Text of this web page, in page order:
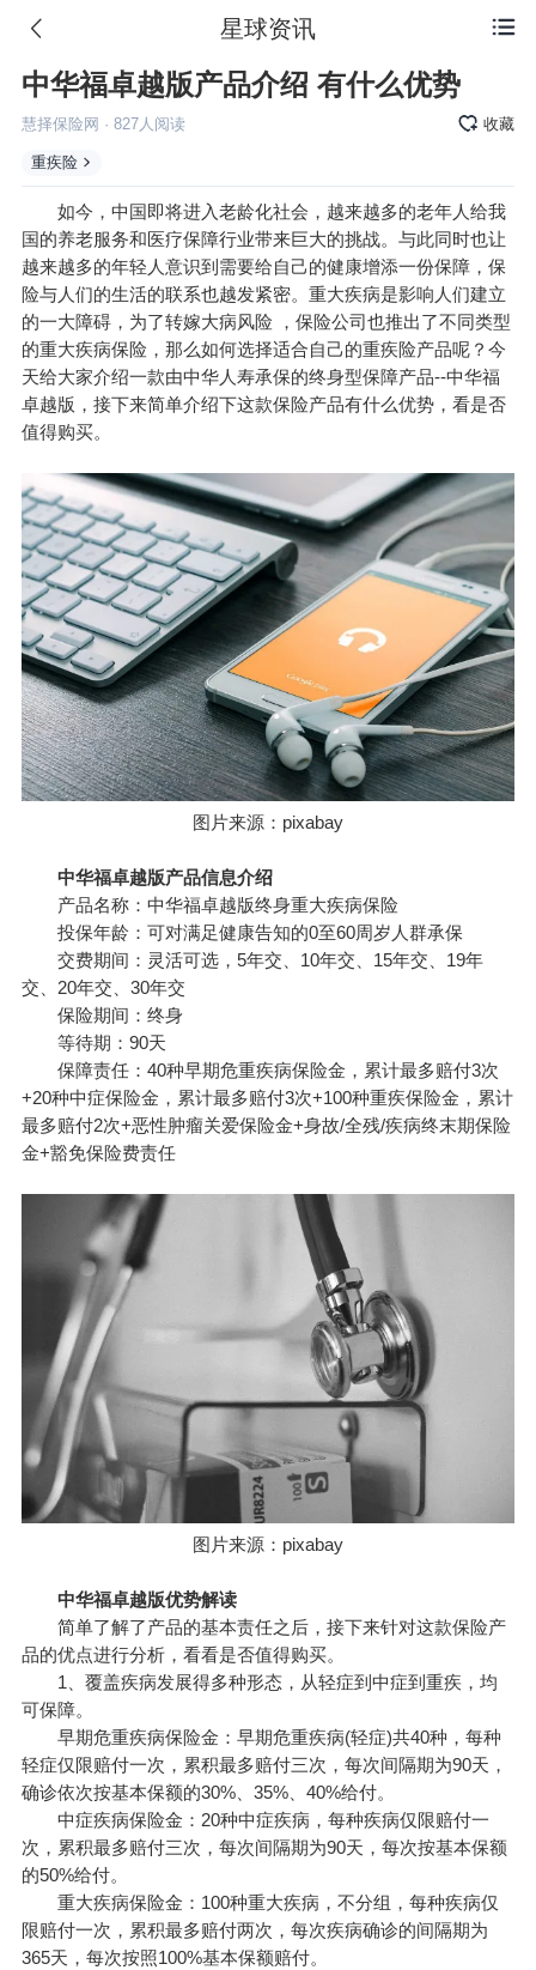
 星球资讯
中华福卓越版产品介绍 有什么优势
慧择保险网 · 827人阅读 收藏
重疾险
如今，中国即将进入老龄化社会，越来越多的老年人给我
国的养老服务和医疗保障行业带来巨大的挑战。与此同时也让
越来越多的年轻人意识到需要给自己的健康增添一份保障，保
险与人们的生活的联系也越发紧密。重大疾病是影响人们建立
的一大障碍，为了转嫁大病风险 ，保险公司也推出了不同类型
的重大疾病保险，那么如何选择适合自己的重疾险产品呢？今
天给大家介绍一款由中华人寿承保的终身型保障产品--中华福
卓越版，接下来简单介绍下这款保险产品有什么优势，看是否
值得购买。
图片来源：pixabay
中华福卓越版产品信息介绍
产品名称：中华福卓越版终身重大疾病保险
投保年龄：可对满足健康告知的0至60周岁人群承保
交费期间：灵活可选，5年交、10年交、15年交、19年
交、20年交、30年交
保险期间：终身
等待期：90天
保障责任：40种早期危重疾病保险金，累计最多赔付3次
+20种中症保险金，累计最多赔付3次+100种重疾保险金，累计
最多赔付2次+恶性肿瘤关爱保险金+身故/全残/疾病终末期保险
金+豁免保险费责任
图片来源：pixabay
中华福卓越版优势解读
简单了解了产品的基本责任之后，接下来针对这款保险产
品的优点进行分析，看看是否值得购买。
1、覆盖疾病发展得多种形态，从轻症到中症到重疾，均
可保障。
早期危重疾病保险金：早期危重疾病(轻症)共40种，每种
轻症仅限赔付一次，累积最多赔付三次，每次间隔期为90天，
确诊依次按基本保额的30%、35%、40%给付。
中症疾病保险金：20种中症疾病，每种疾病仅限赔付一
次，累积最多赔付三次，每次间隔期为90天，每次按基本保额
的50%给付。
重大疾病保险金：100种重大疾病，不分组，每种疾病仅
限赔付一次，累积最多赔付两次，每次疾病确诊的间隔期为
365天，每次按照100%基本保额赔付。